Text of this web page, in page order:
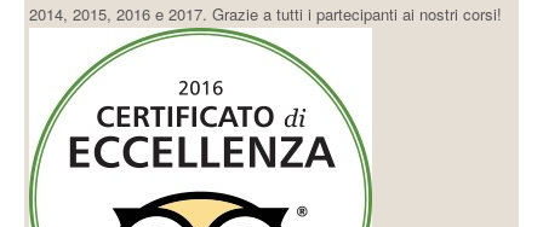
2014, 2015, 2016 e 2017. Grazie a tutti i partecipanti ai nostri corsi!